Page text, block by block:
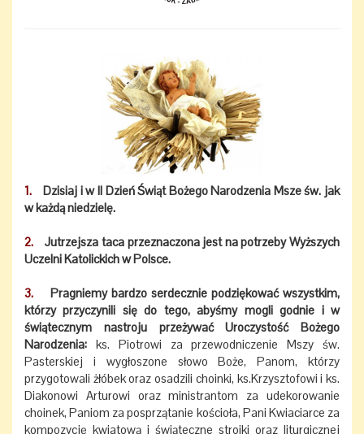
1. Dzisiaj i w II Dzień Świąt Bożego Narodzenia Msze św. jak
w każdą niedzielę.
2. Jutrzejsza taca przeznaczona jest na potrzeby Wyższych
Uczelni Katolickich w Polsce.
3.
Pragniemy bardzo serdecznie podziękować wszystkim,
którzy przyczynili się do tego, abyśmy mogli godnie i w
świątecznym nastroju przeżywać Uroczystość Bożego
Narodzenia: ks. Piotrowi za przewodniczenie Mszy św.
Pasterskiej i wygłoszone słowo Boże, Panom, którzy
przygotowali żłóbek oraz osadzili choinki, ks.Krzysztofowi i ks.
Diakonowi Arturowi oraz ministrantom za udekorowanie
choinek, Paniom za posprzątanie kościoła, Pani Kwiaciarce za
kompozycję kwiatową i świąteczne stroiki oraz liturgicznej